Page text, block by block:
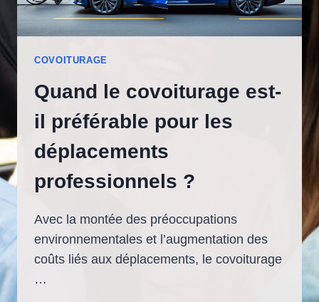
COVOITURAGE
Quand le covoiturage est-
il préférable pour les
déplacements
professionnels ?
Avec la montée des préoccupations
environnementales et l’augmentation des
coûts liés aux déplacements, le covoiturage
…